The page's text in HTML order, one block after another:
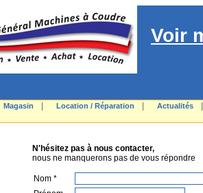
Voir
Magasin Location / Réparation Actualités
N'hésitez pas à nous contacter,
nous ne manquerons pas de vous répondre
Nom *